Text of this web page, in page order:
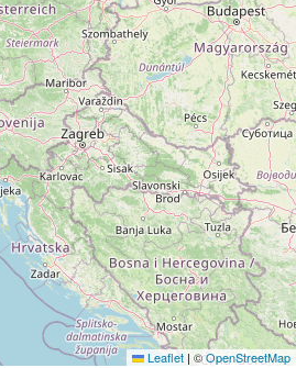
Leaflet | ©OpenStreetMap